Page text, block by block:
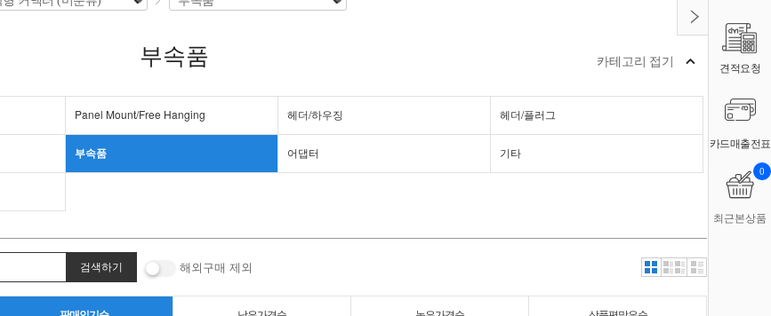
견적요청
카드매출전표
최근본상품
0
부속품 카테고리 접기
Panel Mount/Free Hanging 헤더/하우징 헤더/플러그
부속품 어댑터 기타
해외구매 제외